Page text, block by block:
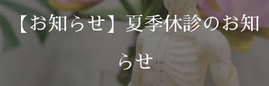
【お知らせ】夏季休診のお知
らせ